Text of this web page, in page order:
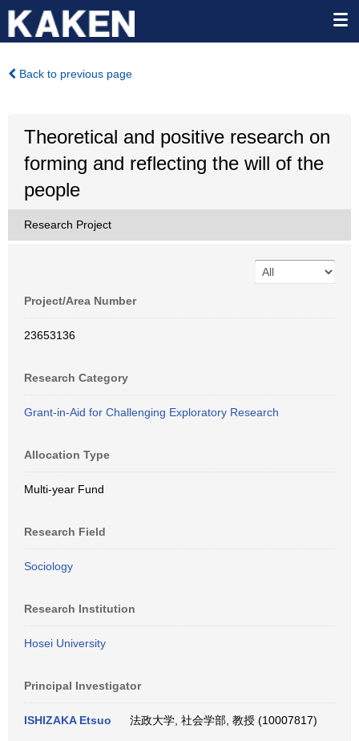
Back to previous page
Theoretical and positive research on
forming and reflecting the will of the
people
Research Project
Project/Area Number
23653136
Research Category
Grant-in-Aid for Challenging Exploratory Research
Allocation Type
Multi-year Fund
Research Field
Sociology
Research Institution
Hosei University
Principal Investigator
ISHIZAKA Etsuo 法政大学, 社会学部, 教授 (10007817)